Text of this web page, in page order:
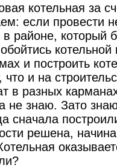
котельная за
если провести
районе, который
и построить
и на
в разных
не знаю. Зато
сначала
решена,